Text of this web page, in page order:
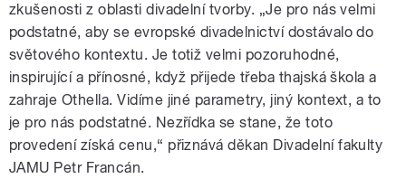
zkušenosti z oblasti divadelní tvorby. „Je pro nás velmi
podstatné, aby se evropské divadelnictví dostávalo do
světového kontextu. Je totiž velmi pozoruhodné,
inspirující a přínosné, když přijede třeba thajská škola a
zahraje Othella. Vidíme jiné parametry, jiný kontext, a to
je pro nás podstatné. Nezřídka se stane, že toto
provedení získá cenu,“ přiznává děkan Divadelní fakulty
JAMU Petr Francán.